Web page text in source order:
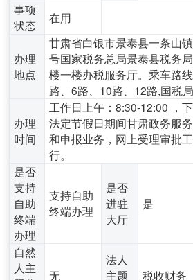
事项
状态
在用
办理
地点
甘肃省白银市景泰县一条山
号国家税务总局景泰县税务
楼一楼办税服务厅。乘车路
路、6路、10路、12路,国税局
办理
时间
工作日上午：8:30-12:00 ，
法定节假日期间甘肃政务服
和申报业务，网上受理审批
行。
是否
支持
自助
终端
办理
支持自助
终端办理
是否
进驻
大厅
是
自然
人主
无
法人
主题
税收财务